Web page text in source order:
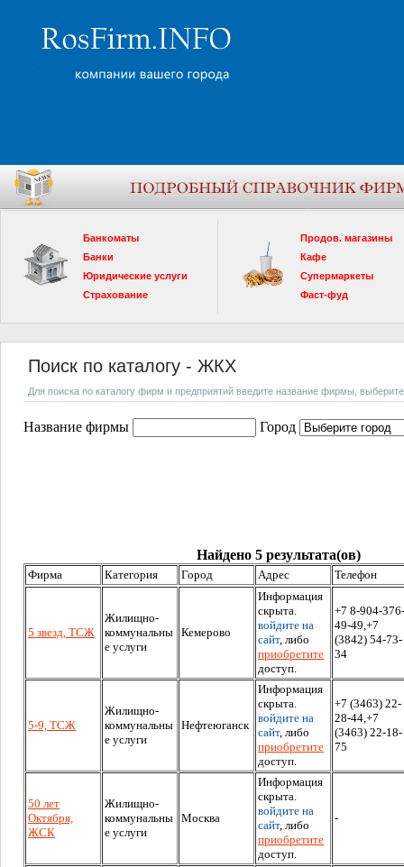
Банкоматы
Банки
Юридические услуги
Страхование
Продов. магазины
Кафе
Супермаркеты
Фаст-фуд
Поиск по каталогу - ЖКХ
Для поиска по каталогу фирм и предприятий введите название фирмы, выберите
Название фирмы Город
Найдено 5 результата(ов)
Фирма Категория Город Адрес Телефон
5 звезд, ТСЖ
Жилищно-
коммунальны
е услуги
Кемерово
Информация
скрыта.
войдите на
сайт, либо
приобретите
доступ.
+7 8-904-376-
49-49,+7
(3842) 54-73-
34
5-9, ТСЖ
Жилищно-
коммунальны
е услуги
Нефтеюганск
Информация
скрыта.
войдите на
сайт, либо
приобретите
доступ.
+7 (3463) 22-
28-44,+7
(3463) 22-18-
75
50 лет
Октября,
ЖСК
Жилищно-
коммунальны
е услуги
Москва
Информация
скрыта.
войдите на
сайт, либо
приобретите
доступ.
-